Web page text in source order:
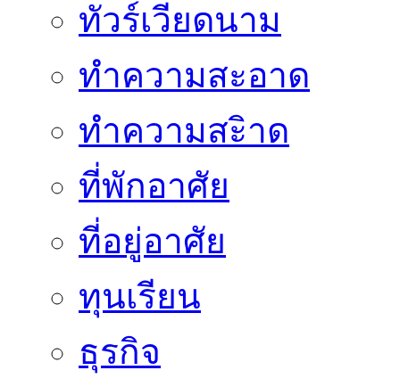
ทัวร์เวียดนาม
ทำความสะอาด
ทำความสะิาด
ที่พักอาศัย
ที่อยู่อาศัย
ทุนเรียน
ธุรกิจ